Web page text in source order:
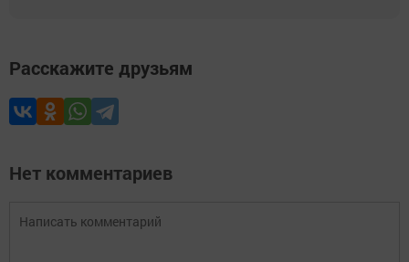
Расскажите друзьям
Нет комментариев